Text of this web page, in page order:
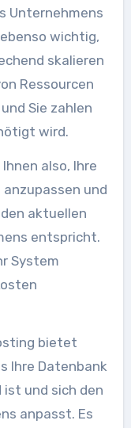
Unternehmens
wichtig,
skalieren
Ressourcen
Sie zahlen
wird.
also, Ihre
und
aktuellen
entspricht.
System
bietet
Ihre Datenbank
und sich den
anpasst. Es